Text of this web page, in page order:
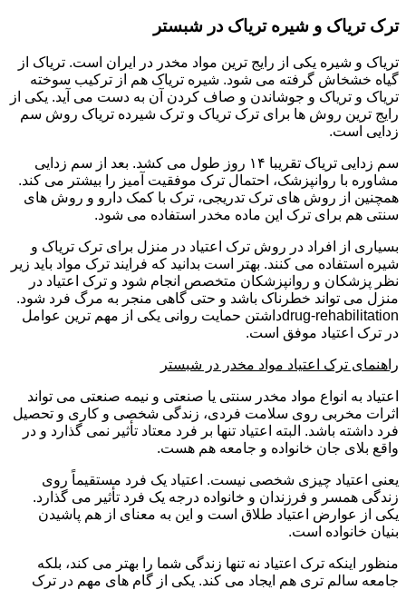
ترک تریاک و شیره تریاک در شبستر
تریاک و شیره یکی از رایج ترین مواد مخدر در ایران است. تریاک از
گیاه خشخاش گرفته می شود. شیره تریاک هم از ترکیب سوخته
تریاک و تریاک و جوشاندن و صاف کردن آن به دست می آید. یکی از
رایج ترین روش ها برای ترک تریاک و ترک شیرده تریاک روش سم
زدایی است.
سم زدایی تریاک تقریبا ۱۴ روز طول می کشد. بعد از سم زدایی
مشاوره با روانپزشک، احتمال ترک موفقیت آمیز را بیشتر می کند.
همچنین از روش های ترک تدریجی، ترک با کمک دارو و روش های
سنتی هم برای ترک این ماده مخدر استفاده می شود.
بسیاری از افراد در روش ترک اعتیاد در منزل برای ترک تریاک و
شیره استفاده می کنند. بهتر است بدانید که فرایند ترک مواد باید زیر
نظر پزشکان و روانپزشکان متخصص انجام شود و ترک اعتیاد در
منزل می تواند خطرناک باشد و حتی گاهی منجر به مرگ فرد شود.
drug-rehabilitationداشتن حمایت روانی یکی از مهم ترین عوامل
در ترک اعتیاد موفق است.
راهنمای ترک اعتیاد مواد مخدر در شبستر
اعتیاد به انواع مواد مخدر سنتی یا صنعتی و نیمه صنعتی می تواند
اثرات مخربی روی سلامت فردی، زندگی شخصی و کاری و تحصیل
فرد داشته باشد. البته اعتیاد تنها بر فرد معتاد تأثیر نمی گذارد و در
واقع بلای جان خانواده و جامعه هم هست.
یعنی اعتیاد چیزی شخصی نیست. اعتیاد یک فرد مستقیماً روی
زندگی همسر و فرزندان و خانواده درجه یک فرد تأثیر می گذارد.
یکی از عوارض اعتیاد طلاق است و این به معنای از هم پاشیدن
بنیان خانواده است.
منظور اینکه ترک اعتیاد نه تنها زندگی شما را بهتر می کند، بلکه
جامعه سالم تری هم ایجاد می کند. یکی از گام های مهم در ترک